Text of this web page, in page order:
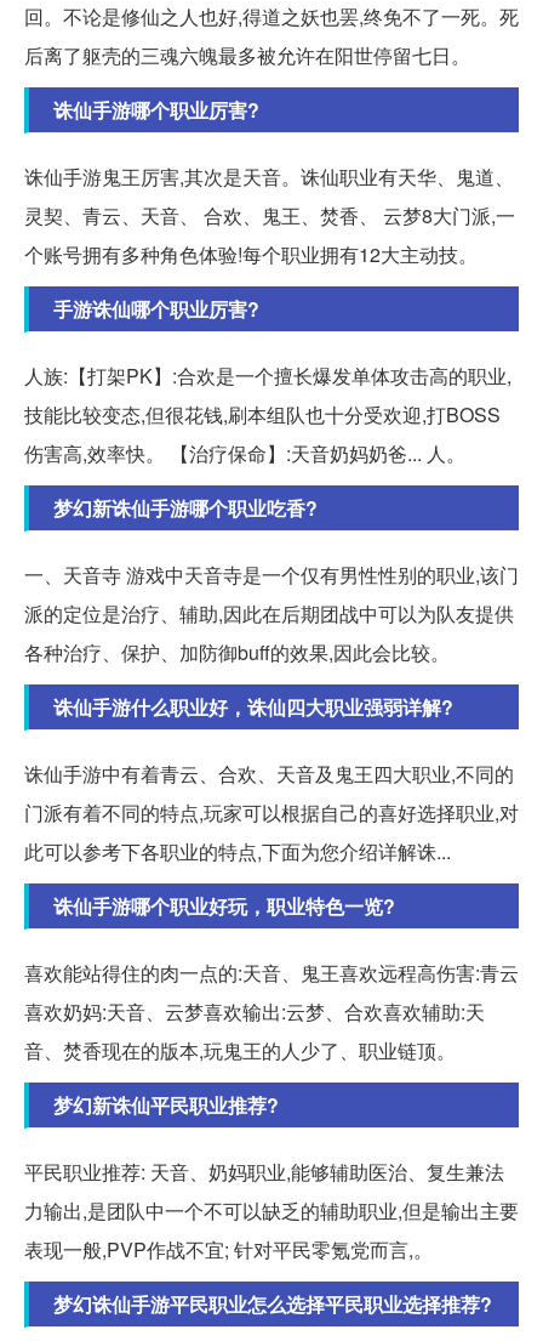
回。不论是修仙之人也好,得道之妖也罢,终免不了一死。死
后离了躯壳的三魂六魄最多被允许在阳世停留七日。
诛仙手游哪个职业厉害?
诛仙手游鬼王厉害,其次是天音。诛仙职业有天华、鬼道、
灵契、青云、天音、 合欢、鬼王、焚香、 云梦8大门派,一
个账号拥有多种角色体验!每个职业拥有12大主动技。
手游诛仙哪个职业厉害?
人族:【打架PK】:合欢是一个擅长爆发单体攻击高的职业,
技能比较变态,但很花钱,刷本组队也十分受欢迎,打BOSS
伤害高,效率快。 【治疗保命】:天音奶妈奶爸... 人。
梦幻新诛仙手游哪个职业吃香?
一、天音寺 游戏中天音寺是一个仅有男性性别的职业,该门
派的定位是治疗、辅助,因此在后期团战中可以为队友提供
各种治疗、保护、加防御buff的效果,因此会比较。
诛仙手游什么职业好，诛仙四大职业强弱详解?
诛仙手游中有着青云、合欢、天音及鬼王四大职业,不同的
门派有着不同的特点,玩家可以根据自己的喜好选择职业,对
此可以参考下各职业的特点,下面为您介绍详解诛...
诛仙手游哪个职业好玩，职业特色一览?
喜欢能站得住的肉一点的:天音、鬼王喜欢远程高伤害:青云
喜欢奶妈:天音、云梦喜欢输出:云梦、合欢喜欢辅助:天
音、焚香现在的版本,玩鬼王的人少了、职业链顶。
梦幻新诛仙平民职业推荐?
平民职业推荐: 天音、奶妈职业,能够辅助医治、复生兼法
力输出,是团队中一个不可以缺乏的辅助职业,但是输出主要
表现一般,PVP作战不宜; 针对平民零氪党而言,。
梦幻诛仙手游平民职业怎么选择平民职业选择推荐?